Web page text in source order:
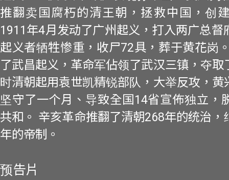
推翻卖国腐朽的清王朝，拯救中国，创
1911年4月发动了广州起义，打入两广总督
起义者牺牲惨重，收尸72具，葬于黄花岗
了武昌起义，革命军佔领了武汉三镇，夺取
时清朝起用袁世凯精锐部队，大举反攻，黄
坚守了一个月、导致全国14省宣佈独立，
共和。 辛亥革命推翻了清朝268年的统治，
年的帝制。
预告片